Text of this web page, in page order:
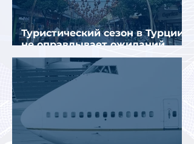
Туристический сезон в Турции
не оправдывает ожиданий
отрасли